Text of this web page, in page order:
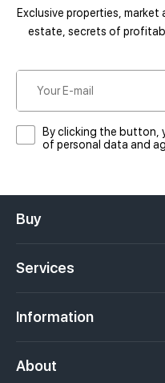
Exclusive properties, market
estate, secrets of
By clicking the button,
of personal data and
Buy
Apartments in Dubai
Penthouse in Dubai
Services
Rent a property in Dubai,
Information
About